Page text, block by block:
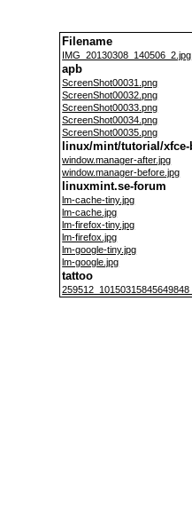
Filename
IMG_20130308_140506_2.jpg
apb
ScreenShot00031.png
ScreenShot00032.png
ScreenShot00033.png
ScreenShot00034.png
ScreenShot00035.png
linux/mint/tutorial/
window.manager-after.jpg
window.manager-before.jpg
linuxmint.se-forum
lm-cache-tiny.jpg
lm-cache.jpg
lm-firefox-tiny.jpg
lm-firefox.jpg
lm-google-tiny.jpg
lm-google.jpg
tattoo